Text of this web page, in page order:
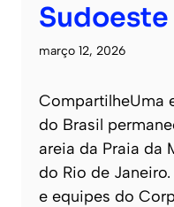
Sudoeste
março 12, 2026
CompartilheUma
do Brasil
areia da Praia da
do Rio de
e equipes do